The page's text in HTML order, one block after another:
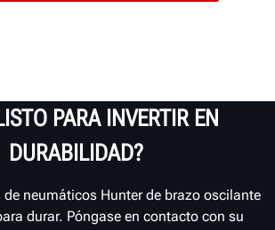
PARA INVERTIR EN
DURABILIDAD?
neumáticos Hunter de brazo oscilante
durar. Póngase en contacto con su